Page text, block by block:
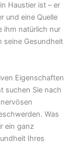
Haustier ist – er
und eine Quelle
ihm natürlich nur
seine Gesundheit
Eigenschaften
suchen Sie nach
Was
ein ganz
Ihres